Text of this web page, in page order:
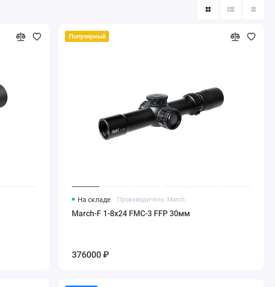
Популярный
На складе Производитель: March
March-F 1-8x24 FMC-3 FFP 30мм
376000 ₽